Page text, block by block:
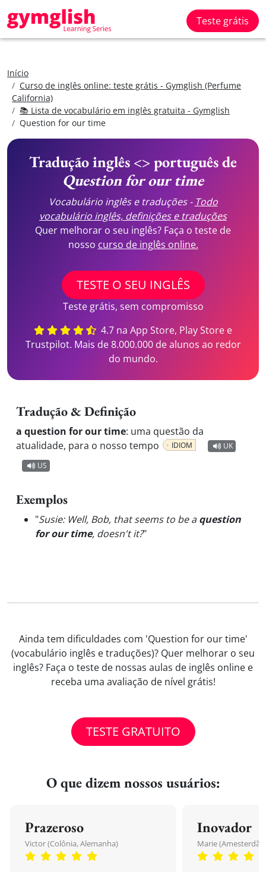
Teste grátis
Início
Curso de inglês online: teste grátis - Gymglish (Perfume
California)
📚 Lista de vocabulário em inglês gratuita - Gymglish
Question for our time
Tradução inglês <> português de
Question for our time
Vocabulário inglês e traduções - Todo
vocabulário inglês, definições e traduções
Quer melhorar o seu inglês? Faça o teste de
nosso curso de inglês online.
TESTE O SEU INGLÊS
Teste grátis, sem compromisso
4.7 na App Store, Play Store e
Trustpilot. Mais de 8.000.000 de alunos ao redor
do mundo.
Tradução & Definição
a question for our time: uma questão da
atualidade, para o nosso tempo
IDIOM
UK
US
Exemplos
"Susie: Well, Bob, that seems to be aquestion
for our time, doesn't it?"
Ainda tem dificuldades com 'Question for our time'
(vocabulário inglês e traduções)? Quer melhorar o seu
inglês? Faça o teste de nossas aulas de inglês online e
receba uma avaliação de nível grátis!
TESTE GRATUITO
O que dizem nossos usuários:
Prazeroso
Victor (Colônia, Alemanha)
Inovador
Marie